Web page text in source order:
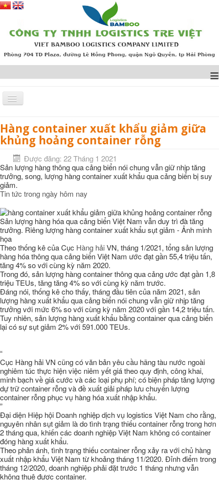
≡
Trang chủ
TIN TỨC
Hàng container xuất khẩu giảm giữa khủng hoảng container
rỗng
Hàng container xuất khẩu giảm giữa
khủng hoảng container rỗng
Được đăng: 22 Tháng 1 2021
Sản lượng hàng thông qua cảng biển nói chung vẫn giữ nhịp tăng
trưởng, song, lượng hàng container xuất khẩu qua cảng biển bị suy
giảm.
Tin tức trong ngày hôm nay
Sản lượng hàng hóa qua cảng biển Việt Nam vẫn duy trì đà tăng
trưởng. Riêng lượng hàng container xuất khẩu sụt giảm - Ảnh minh
họa
Theo thống kê của Cục Hàng hảiVN, tháng 1/2021, tổng sản lượng
hàng hóa thông qua cảng biển Việt Nam ước đạt gần 55,4 triệu tấn,
tăng 4% so với cùng kỳ năm 2020.
Trong đó, sản lượng hàng container thông qua cảng ước đạt gần 1,8
triệu TEUs, tăng tăng 4% so với cùng kỳ năm trước.
Đáng nói, thống kê cho thấy, tháng đầu tiên của năm 2021, sản
lượng hàng xuất khẩu qua cảng biển nói chung vẫn giữ nhịp tăng
trưởng với mức 6% so với cùng kỳ năm 2020 với gần 14,2 triệu tấn.
Tuy nhiên, sản lượng hàng xuất khẩu bằng container qua cảng biển
lại có sự sụt giảm 2% với 591.000 TEUs.
“
Cục Hàng hải VN cũng có văn bản yêu cầu hãng tàu nước ngoài
nghiêm túc thực hiện việc niêm yết giá theo quy định, công khai,
minh bạch về giá cước và các loại phụ phí; có biện pháp tăng lượng
dự trữ container rỗng và đề xuất giải pháp lưu chuyển lượng
container rỗng phục vụ hàng hóa xuất nhập khẩu.
”
Đại diện Hiệp hội Doanh nghiệp dịch vụ logistics Việt Nam cho rằng,
nguyên nhân sụt giảm là do tình trạng thiếu container rỗng trong hơn
2 tháng qua, khiến các doanh nghiệp Việt Nam không có container
đóng hàng xuất khẩu.
Theo phản ánh, tình trạng thiếu container rỗng xảy ra với chủ hàng
xuất nhập khẩu Việt Nam từ khoảng tháng 11/2020. Đỉnh điểm trong
tháng 12/2020, doanh nghiệp phải đặt trước 1 tháng nhưng vẫn
không thuê được container.